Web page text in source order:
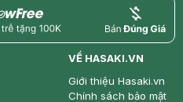
price
VỀ HASAKI.VN
Giới thiệu Hasaki.vn
Chính sách bảo mật